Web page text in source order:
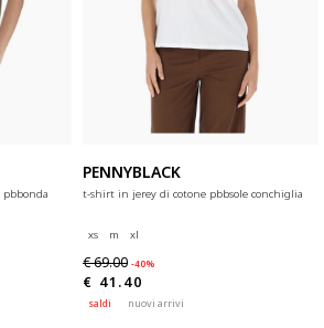
PENNYBLACK
t-shirt in jerey di cotone pbbsole conchiglia
xs m xl
€ 69.00 -40%
€ 41.40
saldi nuovi arrivi